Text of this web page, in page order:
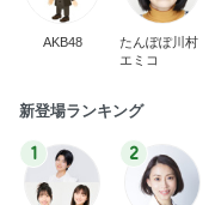
AKB48
たんぽぽ川村
エミコ
新登場ランキング
1 2